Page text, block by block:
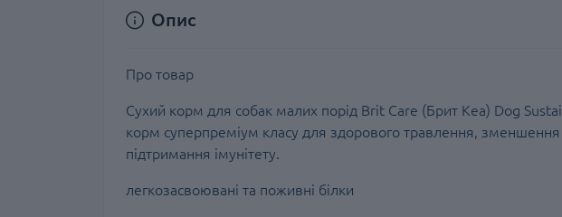
Опис
Про товар
Сухий корм для собак малих порід Brit Care (Брит Кеа) Dog
корм суперпреміум класу для здорового травлення, зменшення
підтримання імунітету.
легкозасвоювані та поживні білки